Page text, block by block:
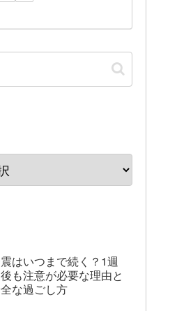
はいつまで続く？1週
も注意が必要な理由と
な過ごし方